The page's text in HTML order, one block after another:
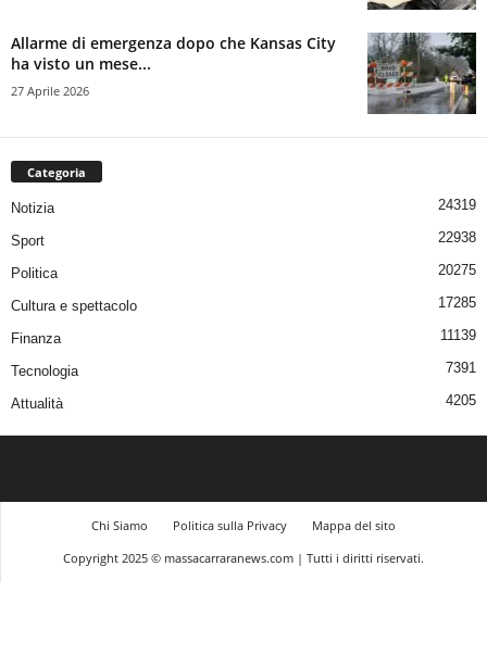
Allarme di emergenza dopo che Kansas City
ha visto un mese...
27 Aprile 2026
Categoria
Notizia 24319
Sport 22938
Politica 20275
Cultura e spettacolo 17285
Finanza 11139
Tecnologia 7391
Attualità 4205
Chi Siamo Politica sulla Privacy
Mappa del sito
Copyright 2025 © massacarraranews.com | Tutti i diritti riservati.